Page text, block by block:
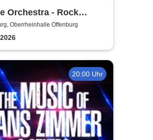
Orchestra - Rock
Show
Oberrheinhalle Offenburg
20:00 Uhr